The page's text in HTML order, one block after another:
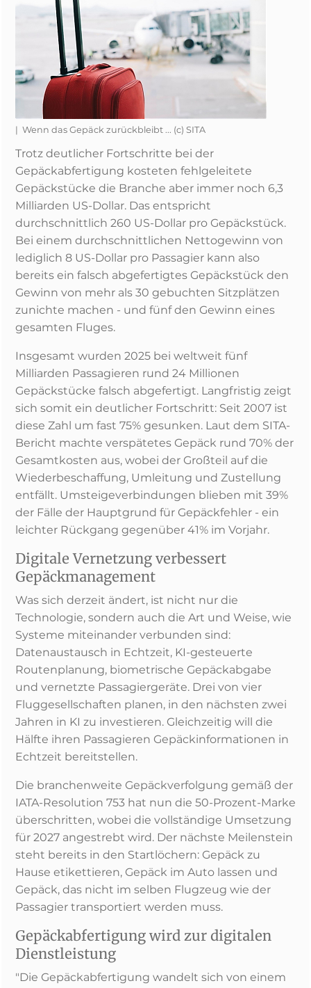
| Wenn das Gepäck zurückbleibt ... (c) SITA
Trotz deutlicher Fortschritte bei der
Gepäckabfertigung kosteten fehlgeleitete
Gepäckstücke die Branche aber immer noch 6,3
Milliarden US-Dollar. Das entspricht
durchschnittlich 260 US-Dollar pro Gepäckstück.
Bei einem durchschnittlichen Nettogewinn von
lediglich 8 US-Dollar pro Passagier kann also
bereits ein falsch abgefertigtes Gepäckstück den
Gewinn von mehr als 30 gebuchten Sitzplätzen
zunichte machen - und fünf den Gewinn eines
gesamten Fluges.
Insgesamt wurden 2025 bei weltweit fünf
Milliarden Passagieren rund 24 Millionen
Gepäckstücke falsch abgefertigt. Langfristig zeigt
sich somit ein deutlicher Fortschritt: Seit 2007 ist
diese Zahl um fast 75% gesunken. Laut dem SITA-
Bericht machte verspätetes Gepäck rund 70% der
Gesamtkosten aus, wobei der Großteil auf die
Wiederbeschaffung, Umleitung und Zustellung
entfällt. Umsteigeverbindungen blieben mit 39%
der Fälle der Hauptgrund für Gepäckfehler - ein
leichter Rückgang gegenüber 41% im Vorjahr.
Digitale Vernetzung verbessert
Gepäckmanagement
Was sich derzeit ändert, ist nicht nur die
Technologie, sondern auch die Art und Weise, wie
Systeme miteinander verbunden sind:
Datenaustausch in Echtzeit, KI-gesteuerte
Routenplanung, biometrische Gepäckabgabe
und vernetzte Passagiergeräte. Drei von vier
Fluggesellschaften planen, in den nächsten zwei
Jahren in KI zu investieren. Gleichzeitig will die
Hälfte ihren Passagieren Gepäckinformationen in
Echtzeit bereitstellen.
Die branchenweite Gepäckverfolgung gemäß der
IATA-Resolution 753 hat nun die 50-Prozent-Marke
überschritten, wobei die vollständige Umsetzung
für 2027 angestrebt wird. Der nächste Meilenstein
steht bereits in den Startlöchern: Gepäck zu
Hause etikettieren, Gepäck im Auto lassen und
Gepäck, das nicht im selben Flugzeug wie der
Passagier transportiert werden muss.
Gepäckabfertigung wird zur digitalen
Dienstleistung
"Die Gepäckabfertigung wandelt sich von einem